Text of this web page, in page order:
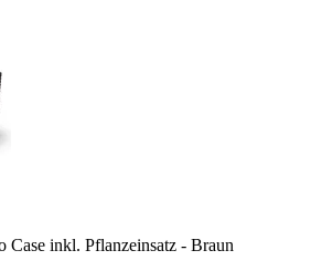
Case inkl. Pflanzeinsatz - Braun